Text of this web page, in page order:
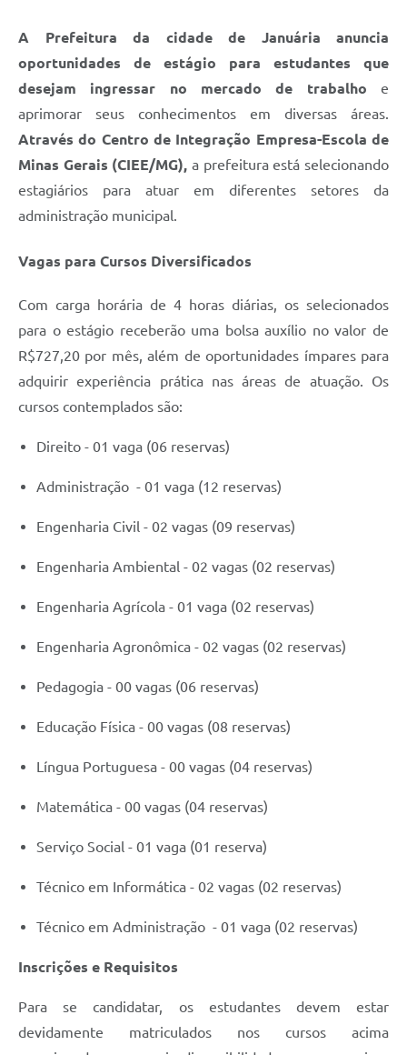
Arquivos para Download
Diário Oficial
Links
Serviços Online
SIC
A Prefeitura da cidade de Januária anuncia
oportunidades de estágio para estudantes que
desejam ingressar no mercado de trabalho e
aprimorar seus conhecimentos em diversas áreas.
Através do Centro de Integração Empresa-Escola de
Minas Gerais (CIEE/MG), a prefeitura está selecionando
estagiários para atuar em diferentes setores da
administração municipal.
Vagas para Cursos Diversificados
Com carga horária de 4 horas diárias, os selecionados
para o estágio receberão uma bolsa auxílio no valor de
R$727,20 por mês, além de oportunidades ímpares para
adquirir experiência prática nas áreas de atuação. Os
cursos contemplados são:
Direito - 01 vaga (06 reservas)
Administração - 01 vaga (12 reservas)
Engenharia Civil - 02 vagas (09 reservas)
Engenharia Ambiental - 02 vagas (02 reservas)
Engenharia Agrícola - 01 vaga (02 reservas)
Engenharia Agronômica - 02 vagas (02 reservas)
Pedagogia - 00 vagas (06 reservas)
Educação Física - 00 vagas (08 reservas)
Língua Portuguesa - 00 vagas (04 reservas)
Matemática - 00 vagas (04 reservas)
Serviço Social - 01 vaga (01 reserva)
Técnico em Informática - 02 vagas (02 reservas)
Técnico em Administração - 01 vaga (02 reservas)
Inscrições e Requisitos
Para se candidatar, os estudantes devem estar
devidamente matriculados nos cursos acima